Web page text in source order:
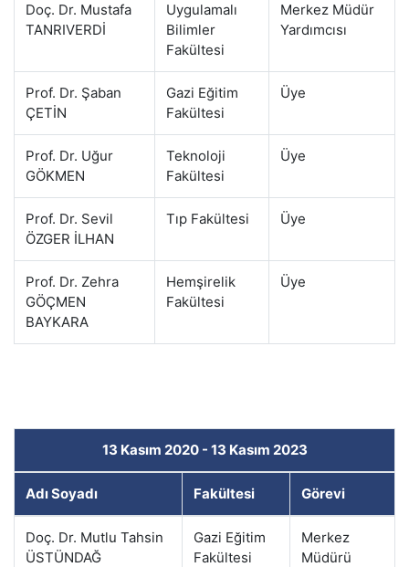
Doç. Dr. Mustafa
TANRIVERDİ
Uygulamalı
Bilimler
Fakültesi
Merkez Müdür
Yardımcısı
Prof. Dr. Şaban
ÇETİN
Gazi Eğitim
Fakültesi
Üye
Prof. Dr. Uğur
GÖKMEN
Teknoloji
Fakültesi
Üye
Prof. Dr. Sevil
ÖZGER İLHAN
Tıp Fakültesi Üye
Prof. Dr. Zehra
GÖÇMEN
BAYKARA
Hemşirelik
Fakültesi
Üye
13 Kasım 2020 - 13 Kasım 2023
Adı Soyadı Fakültesi Görevi
Doç. Dr. Mutlu Tahsin
ÜSTÜNDAĞ
Gazi Eğitim
Fakültesi
Merkez
Müdürü